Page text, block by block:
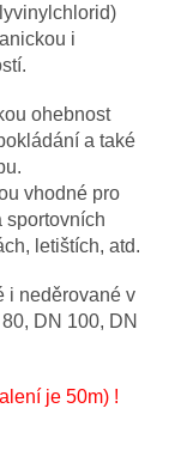
i
ohebnost
a také
vhodné pro
sportovních
letištích, atd.
i neděrované v
DN 100, DN
je 50m) !